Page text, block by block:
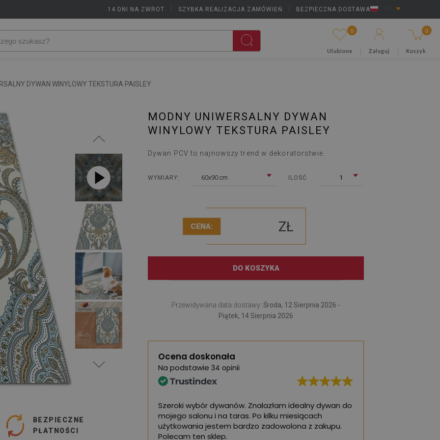
14 DNI NA ZWROT SZYBKA REALIZACJA ZAMÓWIEŃ BEZPIECZNA DOSTAWA
0
Ulubione Zaloguj
0
Koszyk
DYWAN WINYLOWY TEKSTURA PAISLEY
BEZPIECZNE
PŁATNOŚCI
MODNY UNIWERSALNY DYWAN
WINYLOWY TEKSTURA PAISLEY
Dywan PCV to najnowszy trend w dekoratorstwie.
WYMIARY: 60x90 cm ILOŚĆ 1
CENA: ZŁ
DO KOSZYKA
Przewidywana data dostawy: Środa, 12 Sierpnia 2026 -
Piątek, 14 Sierpnia 2026
Ocena doskonała
Na podstawie 34 opinii
Szeroki wybór dywanów. Znalazłam idealny dywan do
mojego salonu i na taras. Po kilku miesiącach
użytkowania jestem bardzo zadowolona z zakupu.
Polecam ten sklep.